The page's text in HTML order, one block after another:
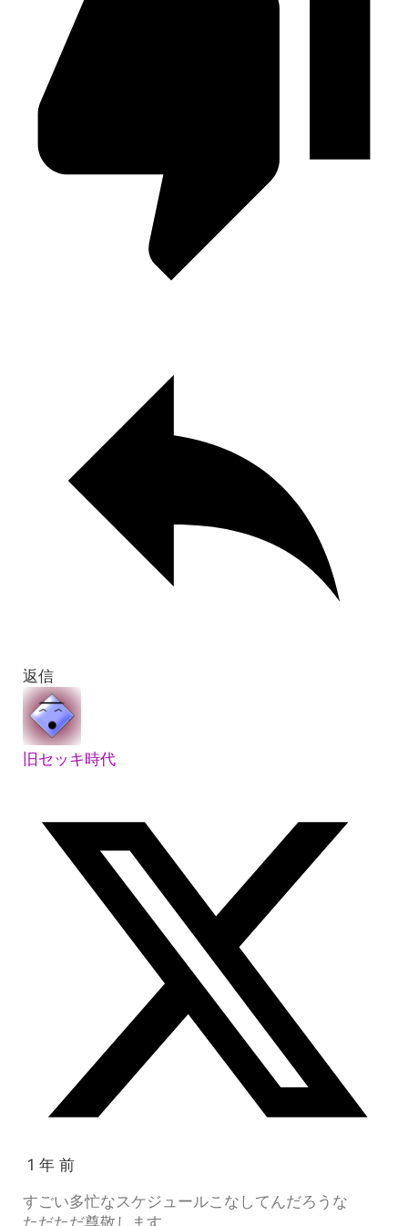
返信
旧セッキ時代
1 年 前
すごい多忙なスケジュールこなしてんだろうな
ただただ尊敬します